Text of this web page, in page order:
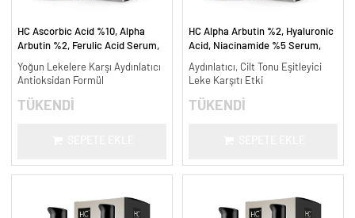
HC Ascorbic Acid %10, Alpha
Arbutin %2, Ferulic Acid Serum,
ml.
Yoğun Lekelere Karşı Aydınlatıcı
Antioksidan Formül
TÜKENDİ
HC Alpha Arbutin %2, Hyaluronic
Acid, Niacinamide %5 Serum,
ml.
Aydınlatıcı, Cilt Tonu Eşitleyici
Leke Karşıtı Etki
TÜKENDİ